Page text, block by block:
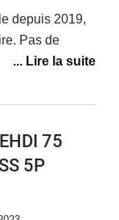
depuis 2019,
Pas de
seule
800€.
usagers qui
l'autoroute il
vitesse,
75
5P